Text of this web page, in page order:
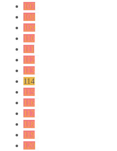
107
108
109
110
111
112
113
114
115
116
117
118
119
120